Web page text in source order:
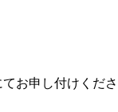
お申し付けくださ